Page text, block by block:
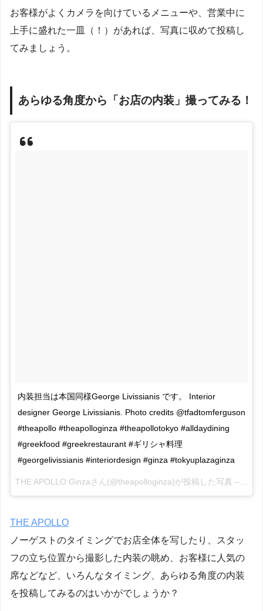
お客様がよくカメラを向けているメニューや、営業中に
上手に盛れた一皿（！）があれば、写真に収めて投稿し
てみましょう。
あらゆる角度から「お店の内装」撮ってみる！
内装担当は本国同様George Livissianis です。 Interior
designer George Livissianis. Photo credits @tfadtomferguson
#theapollo #theapolloginza #theapollotokyo #alldaydining
#greekfood #greekrestaurant #ギリシャ料理
#georgelivissianis #interiordesign #ginza #tokyuplazaginza
THE APOLLO
ノーゲストのタイミングでお店全体を写したり、スタッ
フの立ち位置から撮影した内装の眺め、お客様に人気の
席などなど、いろんなタイミング、あらゆる角度の内装
を投稿してみるのはいかがでしょうか？